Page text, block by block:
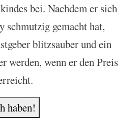
bei. Nachdem er sich
schmutzig gemacht hat,
blitzsauber und ein
werden, wenn er den Preis
haben!